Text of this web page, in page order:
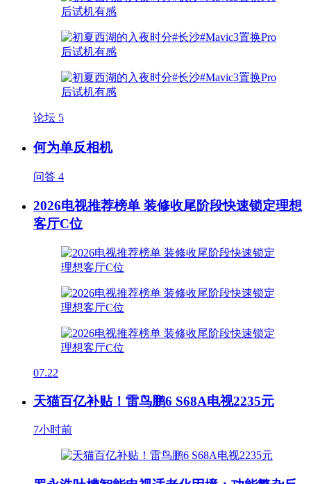
论坛 5
何为单反相机
问答 4
2026电视推荐榜单 装修收尾阶段快速锁定理想
客厅C位
07.22
天猫百亿补贴！雷鸟鹏6 S68A电视2235元
7小时前